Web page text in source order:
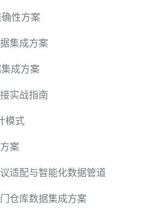
性方案
集成方案
成方案
实战指南
模式
案
适配与智能化数据管道
仓库数据集成方案